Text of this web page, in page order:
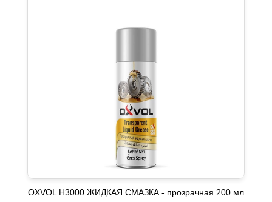
OXVOL H3000 ЖИДКАЯ СМАЗКА - прозрачная 200 мл